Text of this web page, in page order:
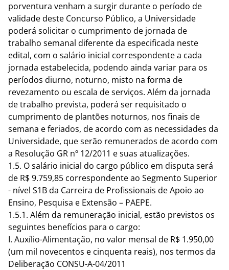
porventura venham a surgir durante o período de
validade deste Concurso Público, a Universidade
poderá solicitar o cumprimento de jornada de
trabalho semanal diferente da especificada neste
edital, com o salário inicial correspondente a cada
jornada estabelecida, podendo ainda variar para os
períodos diurno, noturno, misto na forma de
revezamento ou escala de serviços. Além da jornada
de trabalho prevista, poderá ser requisitado o
cumprimento de plantões noturnos, nos finais de
semana e feriados, de acordo com as necessidades da
Universidade, que serão remunerados de acordo com
a Resolução GR nº 12/2011 e suas atualizações.
1.5. O salário inicial do cargo público em disputa será
de R$ 9.759,85 correspondente ao Segmento Superior
- nível S1B da Carreira de Profissionais de Apoio ao
Ensino, Pesquisa e Extensão – PAEPE.
1.5.1. Além da remuneração inicial, estão previstos os
seguintes benefícios para o cargo:
I. Auxílio-Alimentação, no valor mensal de R$ 1.950,00
(um mil novecentos e cinquenta reais), nos termos da
Deliberação CONSU-A-04/2011